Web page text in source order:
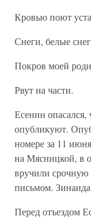
Кровью поют
Снеги, белые
Покров моей
Рвут на части.
Есенин опасался,
опубликуют.
номере за 11
на Мясницкой, в
вручили срочную
письмом.
Перед отъездом